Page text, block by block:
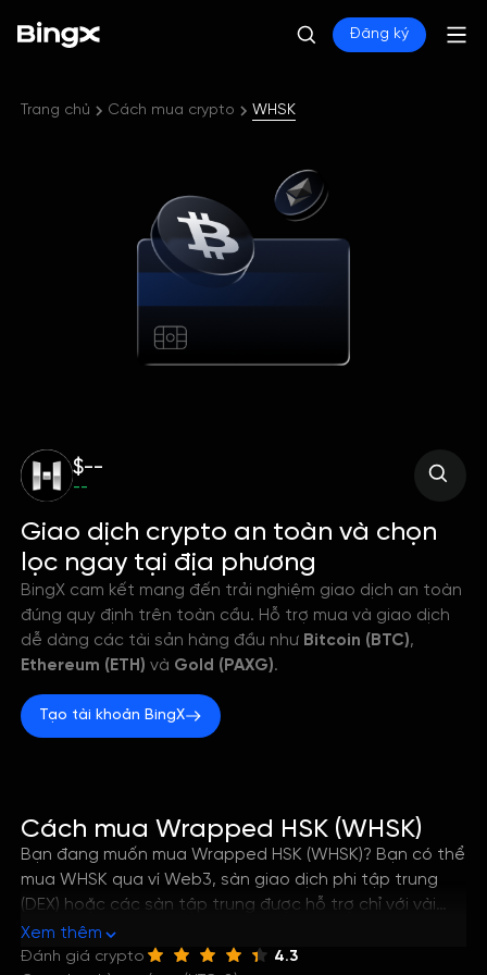
Đăng ký
Trang chủ Cách mua crypto WHSK
$--
--
Giao dịch crypto an toàn và chọn
lọc ngay tại địa phương
BingX cam kết mang đến trải nghiệm giao dịch an toàn
đúng quy định trên toàn cầu. Hỗ trợ mua và giao dịch
dễ dàng các tài sản hàng đầu như Bitcoin (BTC),
Ethereum (ETH) và Gold (PAXG).
Tạo tài khoản BingX
Cách mua Wrapped HSK (WHSK)
Bạn đang muốn mua Wrapped HSK (WHSK)? Bạn có thể
mua WHSK qua ví Web3, sàn giao dịch phi tập trung
(DEX) hoặc các sàn tập trung được hỗ trợ chỉ với vài
bước đơn giản. Hướng dẫn này sẽ giúp bạn nắm rõ
cách tốt nhất để mua Wrapped HSK, cũng như cách
Xem thêm
Đánh giá crypto
4.3